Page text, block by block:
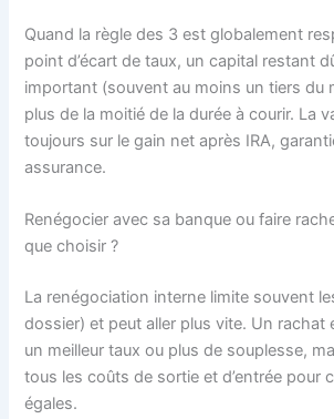
Quand la règle des 3 est globalement
point d’écart de taux, un capital restant
important (souvent au moins un tiers du
plus de la moitié de la durée à courir. La
toujours sur le gain net après IRA,
assurance.
Renégocier avec sa banque ou faire
que choisir ?
La renégociation interne limite souvent
dossier) et peut aller plus vite. Un rachat
un meilleur taux ou plus de souplesse,
tous les coûts de sortie et d’entrée pour
égales.